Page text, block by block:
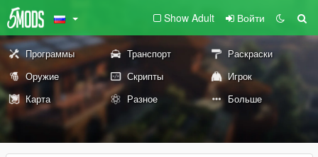
Show Adult Войти
Программы Транспорт
Раскраски
Оружие
Скрипты
Игрок
Карта
Разное Больше